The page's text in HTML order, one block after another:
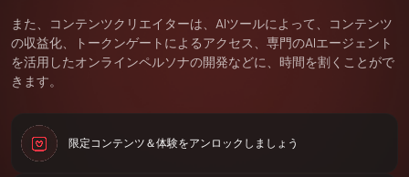
限定コンテンツ＆体験をアンロックしましょう
また、コンテンツクリエイターは、AIツールによって、コンテンツ
の収益化、トークンゲートによるアクセス、専門のAIエージェント
を活用したオンラインペルソナの開発などに、時間を割くことがで
きます。